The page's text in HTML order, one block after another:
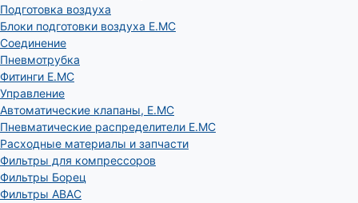
Подготовка воздуха
Блоки подготовки воздуха E.MC
Соединение
Пневмотрубка
Фитинги E.MC
Управление
Автоматические клапаны, Е.МС
Пневматические распределители E.MC
Расходные материалы и запчасти
Фильтры для компрессоров
Фильтры Борец
Фильтры ABAC